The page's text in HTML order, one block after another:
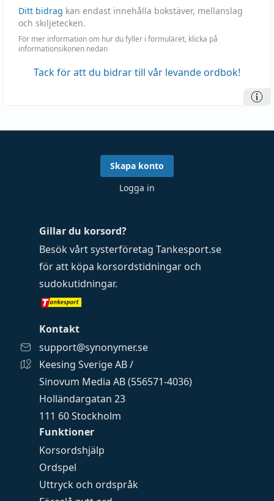
Ditt bidrag kan endast innehålla bokstäver, mellanslag
och skiljetecken.
För mer information om hur du fyller i formuläret, klicka på
informationsikonen nedan
Tack för att du bidrar till vår levande ordbok!
Funktioner
Korsordshjälp
Ordspel
Uttryck och ordspråk
Gillar du korsord?
Besök vårt systerföretag Tankesport.se
för att köpa korsordstidningar och
sudokutidningar.
Kontakt
support@synonymer.se
Keesing Sverige AB /
Sinovum Media AB (556571-4036)
Holländargatan 23
111 60 Stockholm
Skapa konto
Logga in